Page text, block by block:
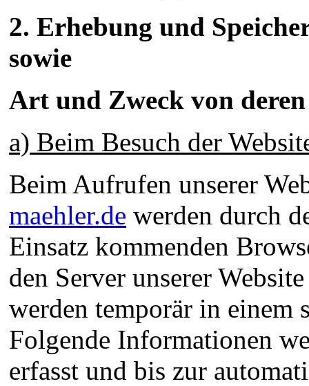
2. Erhebung und
sowie
Art und Zweck von
a) Beim Besuch der
Beim Aufrufen unserer
maehler.de werden durch
Einsatz kommenden
den Server unserer
werden temporär in einem
Folgende Informationen
erfasst und bis zur